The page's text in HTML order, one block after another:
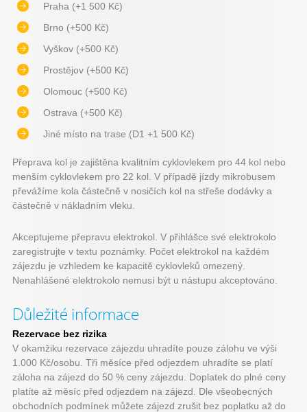
Praha (+1 500 Kč)
Brno (+500 Kč)
Vyškov (+500 Kč)
Prostějov (+500 Kč)
Olomouc (+500 Kč)
Ostrava (+500 Kč)
Jiné místo na trase (D1 +1 500 Kč)
Přeprava kol je zajištěna kvalitním cyklovlekem pro 44 kol nebo
menším cyklovlekem pro 22 kol. V případě jízdy mikrobusem
převážíme kola částečně v nosičích kol na střeše dodávky a
částečně v nákladním vleku.
Akceptujeme přepravu elektrokol. V přihlášce své elektrokolo
zaregistrujte v textu poznámky. Počet elektrokol na každém
zájezdu je vzhledem ke kapacitě cyklovleků omezený.
Nenahlášené elektrokolo nemusí být u nástupu akceptováno.
Důležité informace
Rezervace bez rizika
V okamžiku rezervace zájezdu uhradíte pouze zálohu ve výši
1.000 Kč/osobu. Tři měsíce před odjezdem uhradíte se platí
záloha na zájezd do 50 % ceny zájezdu. Doplatek do plné ceny
platíte až měsíc před odjezdem na zájezd. Dle všeobecných
obchodních podmínek můžete zájezd zrušit bez poplatku až do